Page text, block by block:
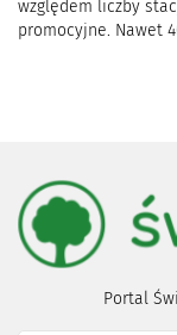
względem liczby
promocyjne. Nawet
Portal